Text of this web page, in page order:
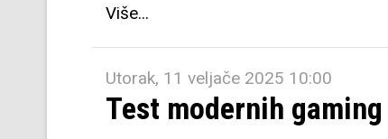
Više...
Utorak, 11 veljače 2025 10:00
Test modernih